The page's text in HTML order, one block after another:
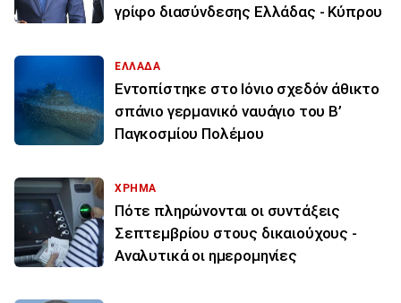
γρίφο διασύνδεσης Ελλάδας - Κύπρου
ΕΛΛΑΔΑ
Εντοπίστηκε στο Ιόνιο σχεδόν άθικτο
σπάνιο γερμανικό ναυάγιο του Β’
Παγκοσμίου Πολέμου
ΧΡΗΜΑ
Πότε πληρώνονται οι συντάξεις
Σεπτεμβρίου στους δικαιούχους -
Αναλυτικά οι ημερομηνίες